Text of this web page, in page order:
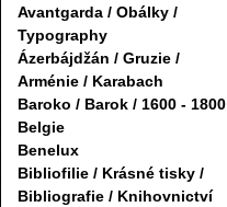
Avantgarda / Obálky /
Typography
Ázerbájdžán / Gruzie /
Arménie / Karabach
Baroko / Barok / 1600 - 1800
Belgie
Benelux
Bibliofilie / Krásné tisky /
Bibliografie / Knihovnictví